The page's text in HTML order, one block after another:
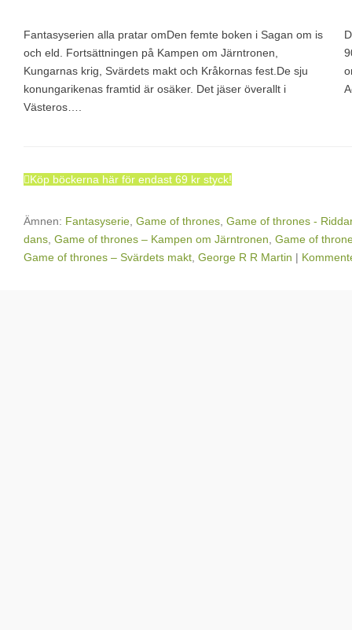
Fantasyserien alla pratar omDen femte boken i Sagan om is
och eld. Fortsättningen på Kampen om Järntronen,
Kungarnas krig, Svärdets makt och Kråkornas fest.De sju
konungarikenas framtid är osäker. Det jäser överallt i
Västeros….
Köp böckerna här för endast 69 kr styck!
Ämnen: Fantasyserie Game of thrones Game of thrones -
dans Game of thrones – Kampen om Järntronen Game of
Game of thrones – Svärdets makt George R R Martin |